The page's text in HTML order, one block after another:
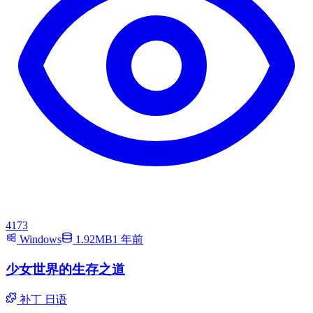
4173
Windows
1.92MB1 年前
少女世界的生存之道
补丁 日语